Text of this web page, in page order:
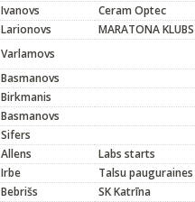
Ivanovs
Ceram Optec
Larionovs
MARATONA KLUBS
Varlamovs
Basmanovs
Birkmanis
Basmanovs
Sifers
Allens
Labs starts
Irbe
Talsu
Bebrišs
SK Katrīna